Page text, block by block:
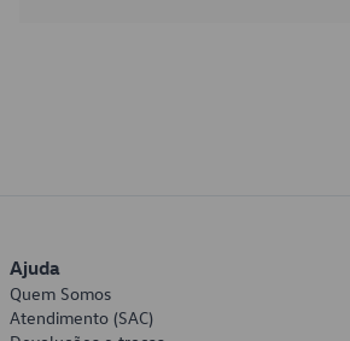
Ajuda
Quem Somos
Atendimento (SAC)